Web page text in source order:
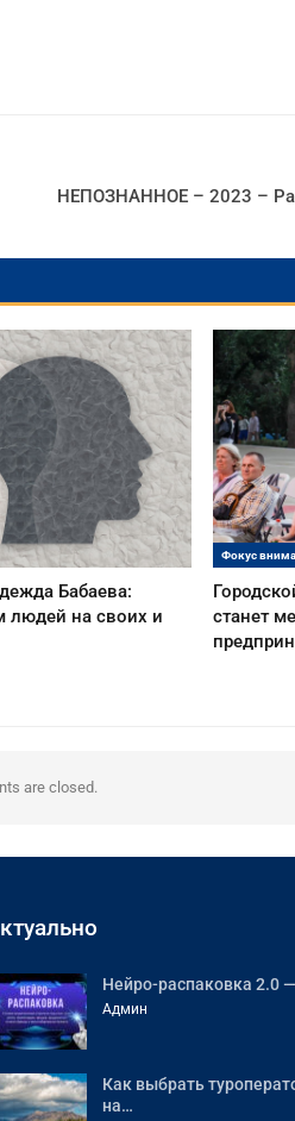
НЕПОЗНАННОЕ – 2023 –
Бабаева:
людей на своих и
Фокус
станет
are closed.
Нейро-распаковка 2.0
Админ
Как выбрать
на…